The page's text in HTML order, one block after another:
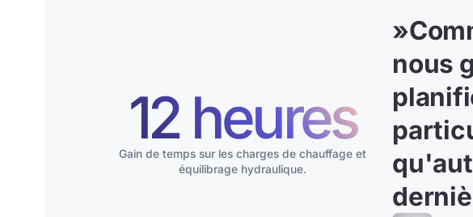
12 heures
Gain de temps sur les charges de chauffage et
équilibrage hydraulique.
»
nous